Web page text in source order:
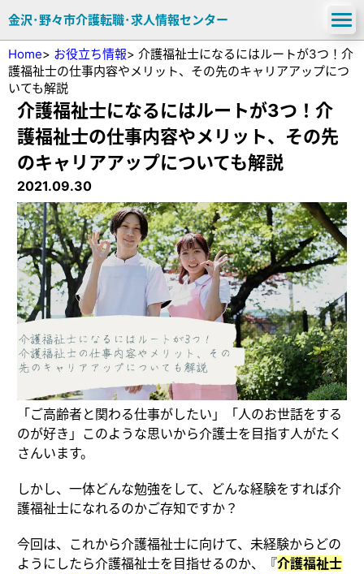
金沢･野々市介護転職･求人情報センター
Home> お役立ち情報> 介護福祉士になるにはルートが3つ！介
護福祉士の仕事内容やメリット、その先のキャリアアップにつ
いても解説
介護福祉士になるにはルートが3つ！介
護福祉士の仕事内容やメリット、その先
のキャリアアップについても解説
2021.09.30
「ご高齢者と関わる仕事がしたい」「人のお世話をする
のが好き」このような思いから介護士を目指す人がたく
さんいます。
しかし、一体どんな勉強をして、どんな経験をすれば介
護福祉士になれるのかご存知ですか？
今回は、これから介護福祉士に向けて、未経験からどの
ようにしたら介護福祉士を目指せるのか、『介護福祉士